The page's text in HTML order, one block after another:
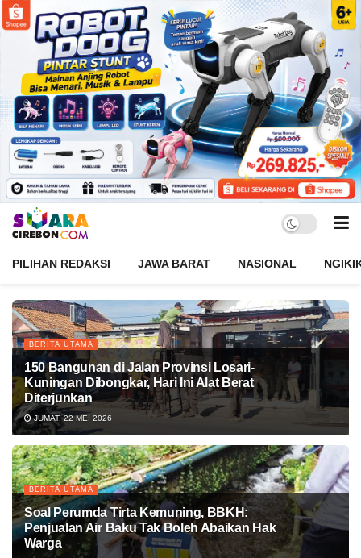
PILIHAN REDAKSI JAWA BARAT NASIONAL
BERITA UTAMA
150 Bangunan di Jalan Provinsi Losari-
Kuningan Dibongkar, Hari Ini Alat Berat
Diterjunkan
JUMAT, 22 MEI 2026
BERITA UTAMA
Soal Perumda Tirta Kemuning, BBKH:
Penjualan Air Baku Tak Boleh Abaikan Hak
Warga